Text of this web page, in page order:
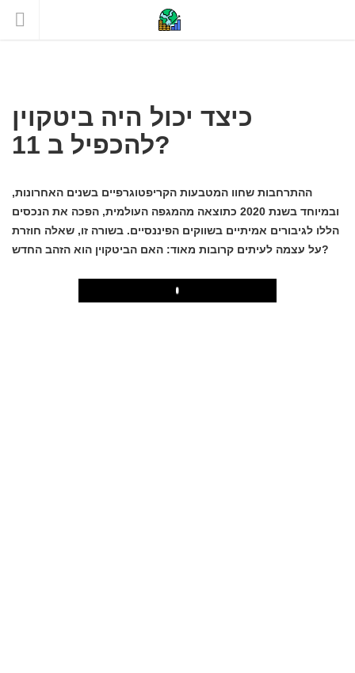
כיצד יכול היה ביטקוין
להכפיל ב 11?
ההתרחבות שחוו המטבעות הקריפטוגרפיים בשנים האחרונות,
ובמיוחד בשנת 2020 כתוצאה מהמגפה העולמית, הפכה את הנכסים
הללו לגיבורים אמיתיים בשווקים הפיננסיים. בשורה זו, שאלה חוזרת
על עצמה לעיתים קרובות מאוד: האם הביטקוין הוא הזהב החדש?
Play